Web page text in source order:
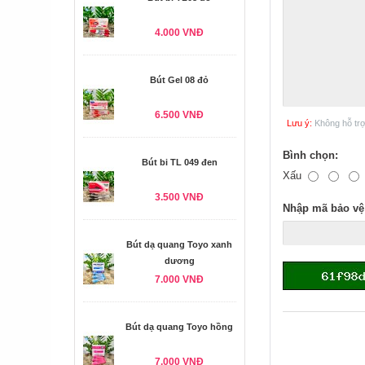
4.000 VNĐ
Bút Gel 08 đỏ
6.500 VNĐ
Bút bi TL 049 đen
3.500 VNĐ
Bút dạ quang Toyo xanh
dương
7.000 VNĐ
Bút dạ quang Toyo hồng
7.000 VNĐ
Lưu ý: Không hỗ
Bình chọn:
Xấu
Nhập mã bảo